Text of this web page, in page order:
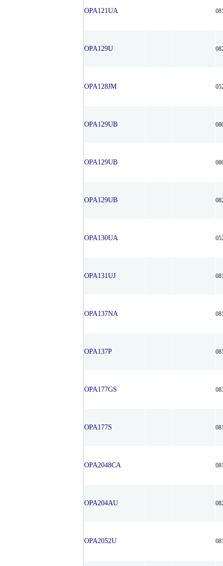
OPA121UA
OPA129U
OPA128JM
OPA129UB
OPA129UB
OPA129UB
OPA130UA
OPA131UJ
OPA137NA
OPA137P
OPA177GS
OPA177S
OPA2048CA
OPA204AU
OPA2052U